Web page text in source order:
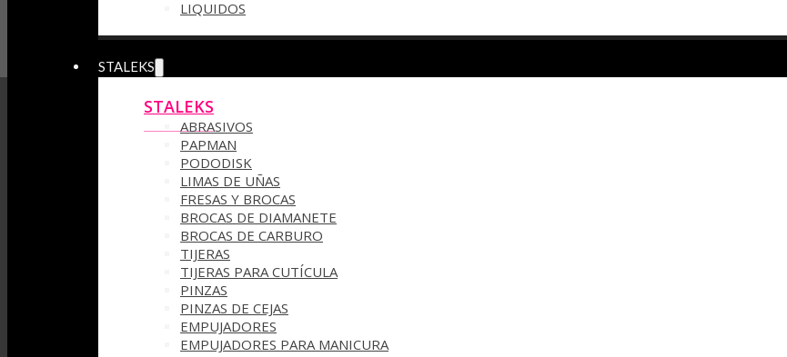
LIQUIDOS
STALEKS
STALEKS
ABRASIVOS
PAPMAN
PODODISK
LIMAS DE UÑAS
FRESAS Y BROCAS
BROCAS DE DIAMANETE
BROCAS DE CARBURO
TIJERAS
TIJERAS PARA CUTÍCULA
PINZAS
PINZAS DE CEJAS
EMPUJADORES
EMPUJADORES PARA MANICURA